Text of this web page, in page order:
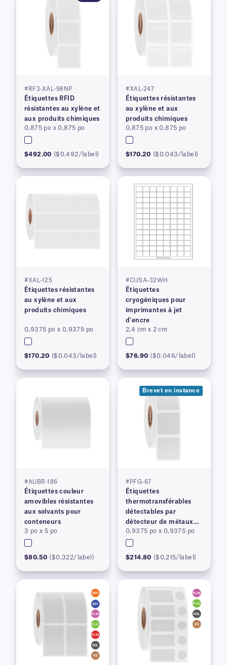
#RF3-XAL-98NP
Étiquettes RFID
résistantes au xylène et
aux produits chimiques
0,875 po x 0,875 po
$492.00 ($0.492/label)
#XAL-247
Étiquettes résistantes
au xylène et aux
produits chimiques
0,875 po x 0,875 po
$170.20 ($0.043/label)
#XAL-125
Étiquettes résistantes
au xylène et aux
produits chimiques
0,9375 po x 0,9375 po
$170.20 ($0.043/label)
#CIJSA-32WH
Étiquettes
cryogéniques pour
imprimantes à jet
d'encre
2,4 cm x 2 cm
$76.90 ($0.046/label)
#AUBR-186
Étiquettes couleur
amovibles résistantes
aux solvants pour
conteneurs
3 po x 5 po
$80.50 ($0.322/label)
Brevet en instance
#PFG-67
Étiquettes
thermotransférables
détectables par
détecteur de métaux
pour blocs de cire de
paraffine
0,9375 po x 0,9375 po
$214.80 ($0.215/label)